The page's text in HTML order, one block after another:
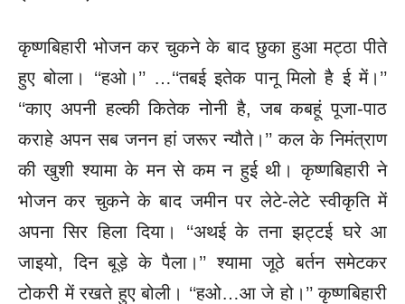
कृष्णबिहारी भोजन कर चुकने के बाद छुका हुआ मट्ठा पीते
हुए बोला। ‘‘हओ।’’ …‘‘तबई इतेक पानू मिलो है ई में।’’
‘‘काए अपनी हल्की कितेक नोनी है, जब कबहूं पूजा-पाठ
कराहे अपन सब जनन हां जरूर न्यौते।’’ कल के निमंत्राण
की खुशी श्यामा के मन से कम नहुई थी। कृष्णबिहारी ने
भोजन कर चुकने के बाद जमीन पर लेटे-लेटे स्वीकृति में
अपना सिर हिला दिया। ‘‘अथई के तना झट्टई घरे आ
जाइयो, दिन बूड़े के पैला।’’ श्यामा जूठे बर्तन समेटकर
टोकरी में रखते हुए बोली। ‘‘हओ…आ जे हो।’’ कृष्णबिहारी